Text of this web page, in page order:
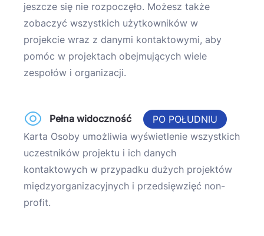
jeszcze się nie rozpoczęło. Możesz także
zobaczyć wszystkich użytkowników w
projekcie wraz z danymi kontaktowymi, aby
pomóc w projektach obejmujących wiele
zespołów i organizacji.
Pełna widoczność
PO POŁUDNIU
Karta Osoby umożliwia wyświetlenie wszystkich
uczestników projektu i ich danych
kontaktowych w przypadku dużych projektów
międzyorganizacyjnych i przedsięwzięć non-
profit.